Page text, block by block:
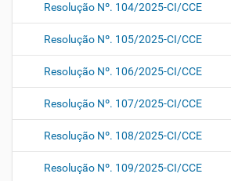
Resolução Nº. 104/2025-CI/CCE
Resolução Nº. 105/2025-CI/CCE
Resolução Nº. 106/2025-CI/CCE
Resolução Nº. 107/2025-CI/CCE
Resolução Nº. 108/2025-CI/CCE
Resolução Nº. 109/2025-CI/CCE